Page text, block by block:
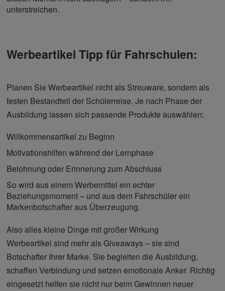
unterstreichen.
Werbeartikel Tipp für Fahrschulen:
Planen Sie Werbeartikel nicht als Streuware, sondern als
festen Bestandteil der Schülerreise. Je nach Phase der
Ausbildung lassen sich passende Produkte auswählen:
Willkommensartikel zu Beginn
Motivationshilfen während der Lernphase
Belohnung oder Erinnerung zum Abschluss
So wird aus einem Werbemittel ein echter
Beziehungsmoment – und aus dem Fahrschüler ein
Markenbotschafter aus Überzeugung.
Also alles kleine Dinge mit großer Wirkung
Werbeartikel sind mehr als Giveaways – sie sind
Botschafter Ihrer Marke. Sie begleiten die Ausbildung,
schaffen Verbindung und setzen emotionale Anker. Richtig
eingesetzt helfen sie nicht nur beim Gewinnen neuer